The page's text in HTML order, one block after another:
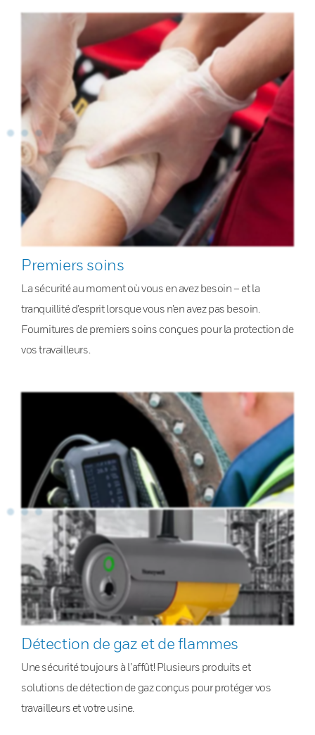
Premiers soins
La sécurité au moment où vous en avez besoin – et la
tranquillité d’esprit lorsque vous n’en avez pas besoin.
Fournitures de premiers soins conçues pour la protection de
vos travailleurs.
Détection de gaz et de flammes
Une sécurité toujours à l’affût! Plusieurs produits et
solutions de détection de gaz conçus pour protéger vos
travailleurs et votre usine.